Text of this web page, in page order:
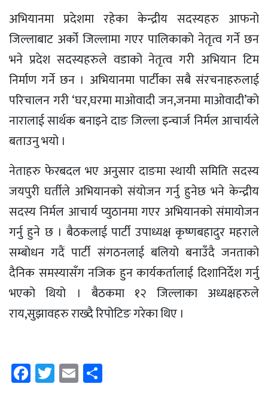
अभियानमा प्रदेशमा रहेका केन्द्रीय सदस्यहरु आफनो
जिल्लाबाट अर्को जिल्लामा गएर पालिकाको नेतृत्व गर्ने छन
भने प्रदेश सदस्यहरुले वडाको नेतृत्व गरी अभियान टिम
निर्माण गर्ने छन । अभियानमा पार्टीका सबै संरचनाहरुलाई
परिचालन गरी ‘घर,घरमा माओवादी जन,जनमा माओवादी’को
नारालाई सार्थक बनाइने दाङ जिल्ला इन्चार्ज निर्मल आचार्यले
बताउनु भयो ।
नेताहरु फेरबदल भए अनुसार दाङमा स्थायी समिति सदस्य
जयपुरी घर्तीले अभियानको संयोजन गर्नु हुनेछ भने केन्द्रीय
सदस्य निर्मल आचार्य प्युठानमा गएर अभियानको संमायोजन
गर्नु हुने छ । बैठकलाई पार्टी उपाध्यक्ष कृष्णबहादुर महराले
सम्बोधन गदैं पार्टी संगठनलाई बलियो बनाउँदै जनताको
दैनिक समस्यासँग नजिक हुन कार्यकर्तालाई दिशानिर्देश गर्नु
भएको थियो । बैठकमा १२ जिल्लाका अध्यक्षहरुले
राय,सुझावहरु राख्दै रिपोटिङ गरेका थिए ।
Facebook
Twitter
Email